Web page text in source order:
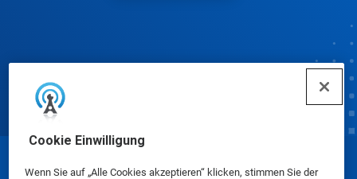
Cookie Einwilligung
Wenn Sie auf „Alle Cookies akzeptieren“ klicken, stimmen Sie der
© Ecolab Inc. 2025